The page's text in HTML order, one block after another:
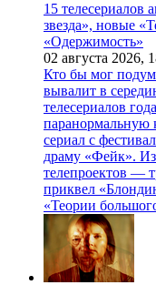
15
звезда», новые
«Одержимость»
02 августа 2026,
Кто бы мог
вывалит в
телесериалов
сериал с
драму «Фейк».
телепроектов —
приквел
«Теории